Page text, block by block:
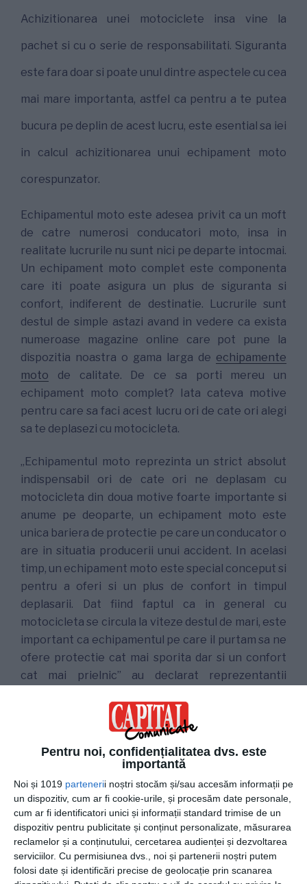
Pentru noi, confidențialitatea dvs. este
importantă
Noi și 1019 partenerii noștri stocăm și/sau accesăm informații pe
un dispozitiv, cum ar fi cookie-urile, și procesăm date personale,
cum ar fi identificatori unici și informații standard trimise de un
dispozitiv pentru publicitate și conținut personalizate, măsurarea
reclamelor și a conținutului, cercetarea audienței și dezvoltarea
serviciilor. Cu permisiunea dvs., noi și partenerii noștri putem
folosi date și identificări precise de geolocație prin scanarea
Achizitionarea unei motociclete insa vine la
pachet si cu o serie de responsabilitati. Siguranta
este fara doar si poate unul dintre aspectele cu cea
mai mare importanta, astfel ca pentru a te putea
bucura pe deplin de acest lucru, este esential sa iei
in calcul achizitionarea unui echipament moto
corespunzator.
Echipamentul moto este adesea privit ca un moft
de catre numerosi conducatori moto, insa in
realitate lucrurile nu sunt nici pe departe intocmai.
Un echipament moto complet este componenta
care iti poate asigura un plus de siguranta si
confort, indiferent de destinatie. Lucrurile sunt
destul de simple astazi avand in vedere ca exista
numeroase magazine online care pot pune la
dispozitia noastra o gama larga de echipamente
moto de calitate. De ce sa porti mereu un
echipament moto complet? Iata cateva motive
pentru care sa faci acest lucru ori de cate ori alegi
sa te deplasezi cu motocicleta.
„Echipamentul moto reprezinta un strict absolut
indispensabil ori de cate ori ne deplasam cu
motocicleta din doua motive foarte importante si
anume pe deoparte, un echipament moto este
unica bariera de protectie pe care un conducator o
are in situatia producerii unui accident. In acelasi
timp, un echipament moto este special conceput si
pentru a oferi si un plus de confort in timpul
deplasarii. Dat fiind faptul ca in general cu
motocicleta se circula la viteze destul de mari, este
important ca echipamentul pe care il purtam sa ne
ofere protectie cat mai sporita dar si un confort
cat mai prielnic” au declarat reprezentantii
Echipamentul moto iti ofera protectie sporita.
Unul dintre motivele principale pentru care
echipamentul de protectie reprezinta un strict
esential se datoreaza faptului ca acesta este unicul
lucru care poate oferi un plus de siguranta in
situatia in care pot aparea situatii neprevazute
precum accidentari sau cazaturi. Echipamentul de
protectie moto este conceput din materiale